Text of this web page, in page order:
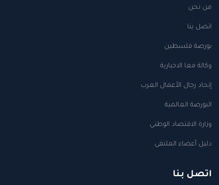
من نحن
اتصل بنا
بورصة فلسطين
وكالة معا الاخبارية
إتحاد رجال الأعمال العرب
البورصة العالمية
وزارة الاقتصاد الوطني
دليل أعضاء الملتقى
اتصل بنا